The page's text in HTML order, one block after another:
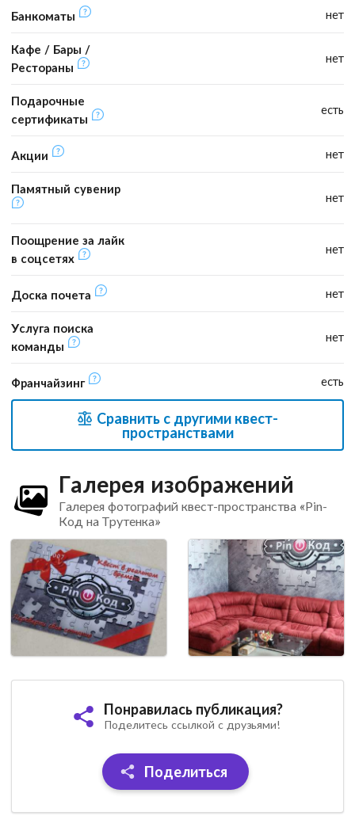
Банкоматы нет
Кафе / Бары /
Рестораны
нет
Подарочные
сертификаты
есть
Акции нет
Памятный сувенир
нет
Поощрение за лайк
в соцсетях
нет
Доска почета нет
Услуга поиска
команды
нет
Франчайзинг есть
Сравнить с другими квест-
пространствами
Галерея изображений
Галерея фотографий квест-пространства «Pin-
Код на Трутенка»
Понравилась публикация?
Поделитесь ссылкой с друзьями!
Поделиться